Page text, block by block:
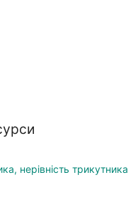
нерівність трикутника